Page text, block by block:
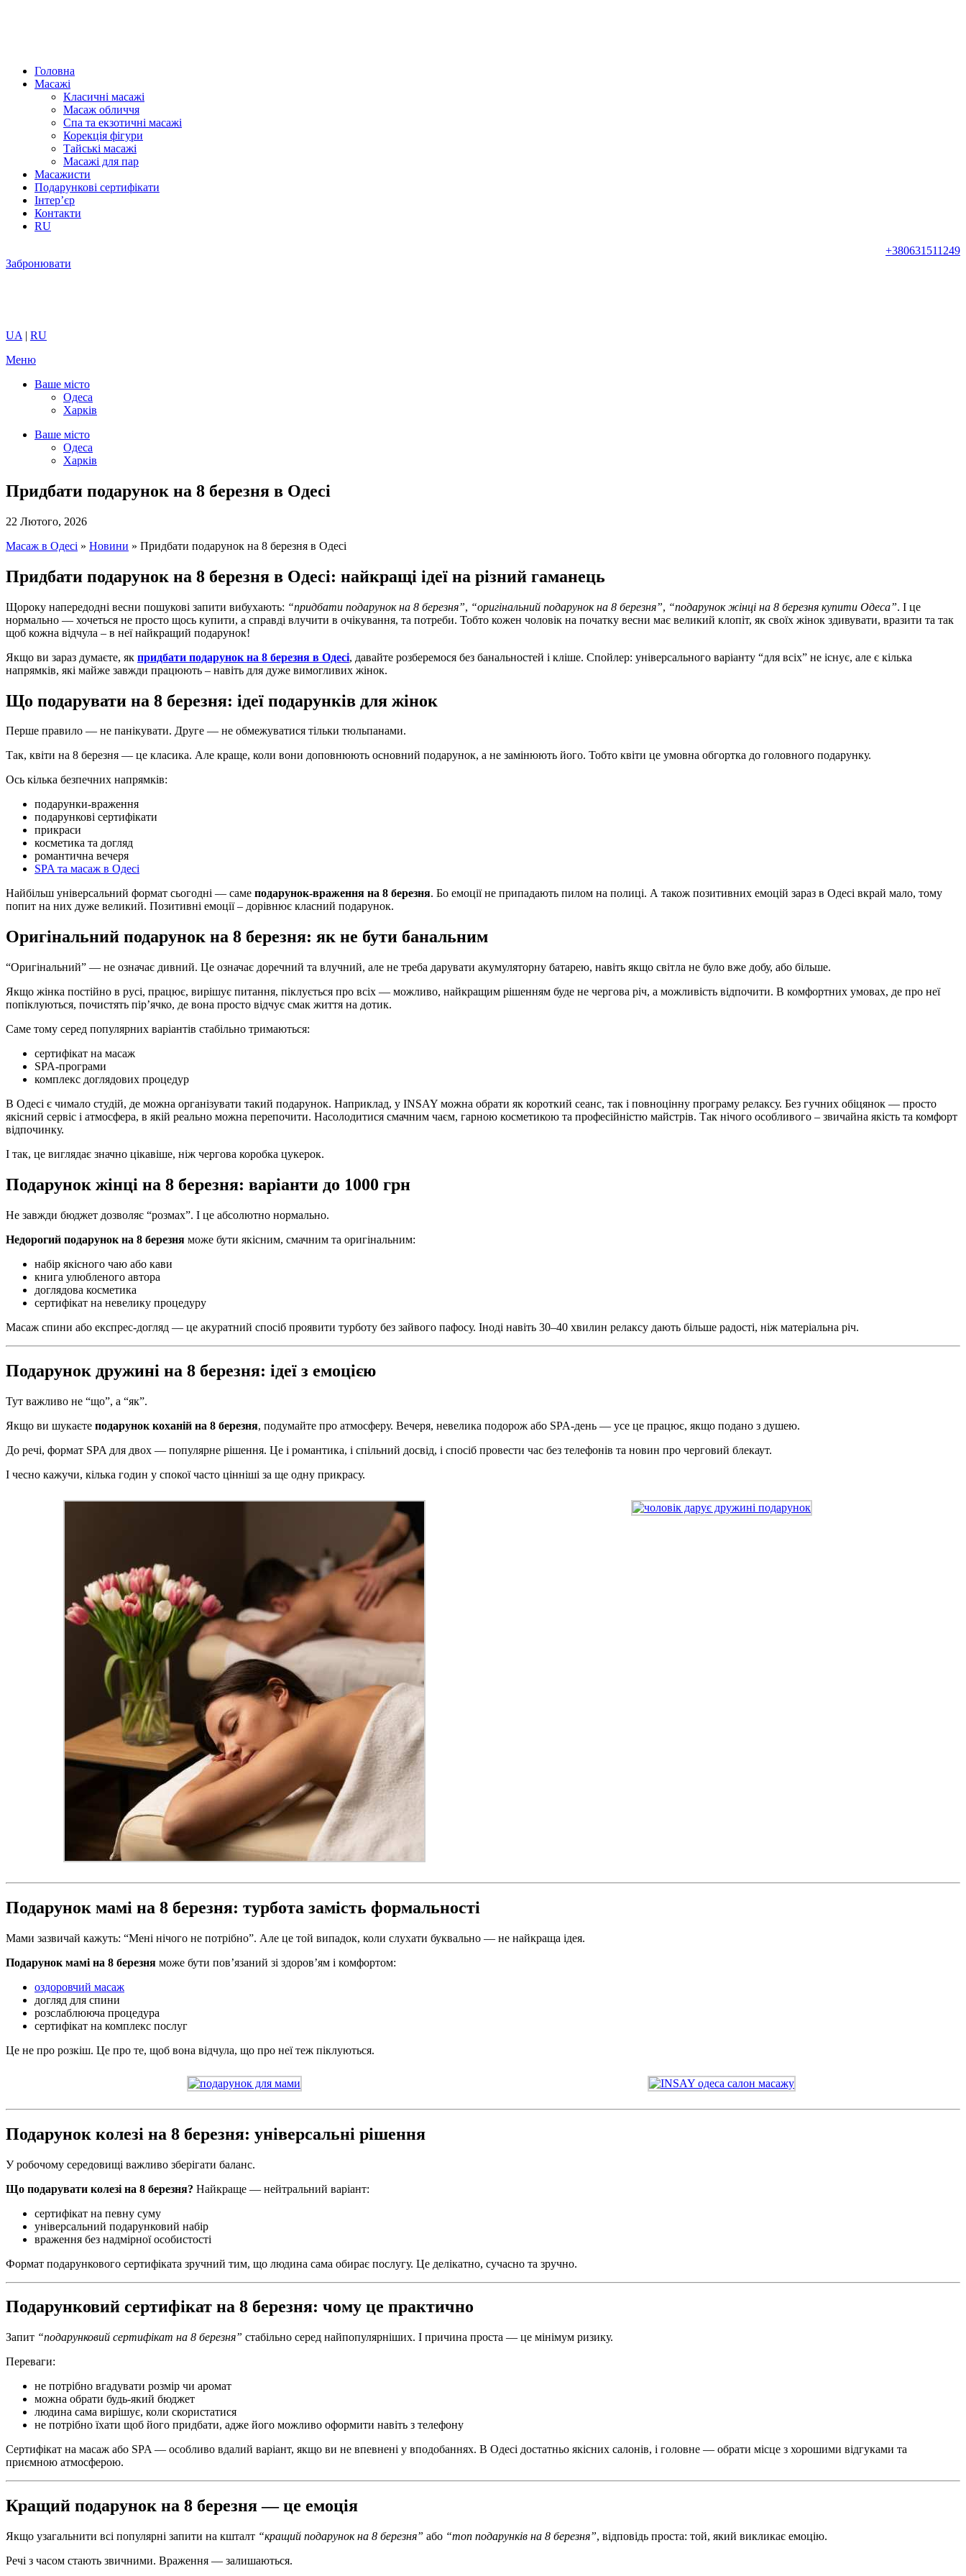
Головна
Масажі
Класичні масажі
Масаж обличчя
Спа та екзотичні масажі
Корекція фігури
Тайські масажі
Масажі для пар
Масажисти
Подарункові сертифікати
Інтер’єр
Контакти
RU
+380631511249
Забронювати
UA | RU
Меню
Ваше місто
Одеса
Харків
Ваше місто
Одеса
Харків
Придбати подарунок на 8 березня в Одесі
22 Лютого, 2026
Масаж в Одесі » Новини » Придбати подарунок на 8 березня в Одесі
Придбати подарунок на 8 березня в Одесі: найкращі ідеї на різний гаманець
Щороку напередодні весни пошукові запити вибухають: “придбати подарунок на 8 березня”, “оригінальний подарунок на 8 березня”, “подарунок жінці на 8 березня купити Одеса”. І це
нормально — хочеться не просто щось купити, а справді влучити в очікування, та потреби. Тобто кожен чоловік на початку весни має великий клопіт, як своїх жінок здивувати, вразити та так
щоб кожна відчула – в неї найкращий подарунок!
Якщо ви зараз думаєте, як придбати подарунок на 8 березня в Одесі, давайте розберемося без банальностей і кліше. Спойлер: універсального варіанту “для всіх” не існує, але є кілька
напрямків, які майже завжди працюють – навіть для дуже вимогливих жінок.
Що подарувати на 8 березня: ідеї подарунків для жінок
Перше правило — не панікувати. Друге — не обмежуватися тільки тюльпанами.
Так, квіти на 8 березня — це класика. Але краще, коли вони доповнюють основний подарунок, а не замінюють його. Тобто квіти це умовна обгортка до головного подарунку.
Ось кілька безпечних напрямків:
подарунки-враження
подарункові сертифікати
прикраси
косметика та догляд
романтична вечеря
SPA та масаж в Одесі
Найбільш універсальний формат сьогодні — саме подарунок-враження на 8 березня. Бо емоції не припадають пилом на полиці. А також позитивних емоцій зараз в Одесі вкрай мало, тому
попит на них дуже великий. Позитивні емоції – дорівнює класний подарунок.
Оригінальний подарунок на 8 березня: як не бути банальним
“Оригінальний” — не означає дивний. Це означає доречний та влучний, але не треба дарувати акумуляторну батарею, навіть якщо світла не було вже добу, або більше.
Якщо жінка постійно в русі, працює, вирішує питання, піклується про всіх — можливо, найкращим рішенням буде не чергова річ, а можливість відпочити. В комфортних умовах, де про неї
попіклуються, почистять пір’ячко, де вона просто відчує смак життя на дотик.
Саме тому серед популярних варіантів стабільно тримаються:
сертифікат на масаж
SPA-програми
комплекс доглядових процедур
В Одесі є чимало студій, де можна організувати такий подарунок. Наприклад, у INSAY можна обрати як короткий сеанс, так і повноцінну програму релаксу. Без гучних обіцянок — просто
якісний сервіс і атмосфера, в якій реально можна перепочити. Насолодитися смачним чаєм, гарною косметикою та професійністю майстрів. Так нічого особливого – звичайна якість та комфорт
відпочинку.
І так, це виглядає значно цікавіше, ніж чергова коробка цукерок.
Подарунок жінці на 8 березня: варіанти до 1000 грн
Не завжди бюджет дозволяє “розмах”. І це абсолютно нормально.
Недорогий подарунок на 8 березня може бути якісним, смачним та оригінальним:
набір якісного чаю або кави
книга улюбленого автора
доглядова косметика
сертифікат на невелику процедуру
Масаж спини або експрес-догляд — це акуратний спосіб проявити турботу без зайвого пафосу. Іноді навіть 30–40 хвилин релаксу дають більше радості, ніж матеріальна річ.
Подарунок дружині на 8 березня: ідеї з емоцією
Тут важливо не “що”, а “як”.
Якщо ви шукаєте подарунок коханій на 8 березня, подумайте про атмосферу. Вечеря, невелика подорож або SPA-день — усе це працює, якщо подано з душею.
До речі, формат SPA для двох — популярне рішення. Це і романтика, і спільний досвід, і спосіб провести час без телефонів та новин про черговий блекаут.
І чесно кажучи, кілька годин у спокої часто цінніші за ще одну прикрасу.
Подарунок мамі на 8 березня: турбота замість формальності
Мами зазвичай кажуть: “Мені нічого не потрібно”. Але це той випадок, коли слухати буквально — не найкраща ідея.
Подарунок мамі на 8 березня може бути пов’язаний зі здоров’ям і комфортом:
оздоровчий масаж
догляд для спини
розслаблююча процедура
сертифікат на комплекс послуг
Це не про розкіш. Це про те, щоб вона відчула, що про неї теж піклуються.
Подарунок колезі на 8 березня: універсальні рішення
У робочому середовищі важливо зберігати баланс.
Що подарувати колезі на 8 березня? Найкраще — нейтральний варіант:
сертифікат на певну суму
універсальний подарунковий набір
враження без надмірної особистості
Формат подарункового сертифіката зручний тим, що людина сама обирає послугу. Це делікатно, сучасно та зручно.
Подарунковий сертифікат на 8 березня: чому це практично
Запит “подарунковий сертифікат на 8 березня” стабільно серед найпопулярніших. І причина проста — це мінімум ризику.
Переваги:
не потрібно вгадувати розмір чи аромат
можна обрати будь-який бюджет
людина сама вирішує, коли скористатися
не потрібно їхати щоб його придбати, адже його можливо оформити навіть з телефону
Сертифікат на масаж або SPA — особливо вдалий варіант, якщо ви не впевнені у вподобаннях. В Одесі достатньо якісних салонів, і головне — обрати місце з хорошими відгуками та
приємною атмосферою.
Кращий подарунок на 8 березня — це емоція
Якщо узагальнити всі популярні запити на кшталт “кращий подарунок на 8 березня” або “топ подарунків на 8 березня”, відповідь проста: той, який викликає емоцію.
Речі з часом стають звичними. Враження — залишаються.